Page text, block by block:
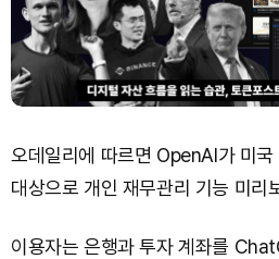
오데일리에 따르면 OpenAI가 미
대상으로 개인 재무관리 기능 미리
이용자는 은행과 투자 계좌를